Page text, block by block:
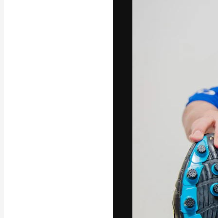
creativi,
Copyright © 2010-